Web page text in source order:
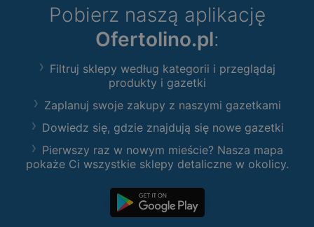
Pobierz naszą aplikację
Ofertolino.pl:
Filtruj sklepy według kategorii i przeglądaj
produkty i gazetki
Zaplanuj swoje zakupy z naszymi gazetkami
Dowiedz się, gdzie znajdują się nowe gazetki
Pierwszy raz w nowym mieście? Nasza mapa
pokaże Ci wszystkie sklepy detaliczne w okolicy.